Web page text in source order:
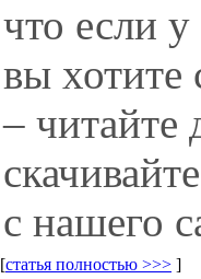
что если
вы хотите
– читайте
с нашего
[статья полностью >>> ]